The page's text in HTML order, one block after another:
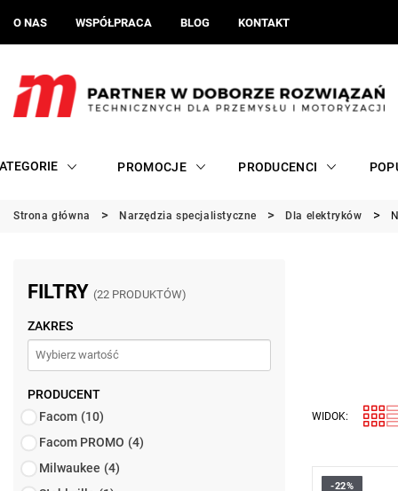
O NAS WSPÓŁPRACA BLOG KONTAKT
PROMOCJE PRODUCENCI
Strona główna Narzędzia specjalistyczne Dla elektryków
FILTRY (22 PRODUKTÓW)
ZAKRES
PRODUCENT
Facom (10)
Facom PROMO (4)
Milwaukee (4)
WIDOK:
-22%